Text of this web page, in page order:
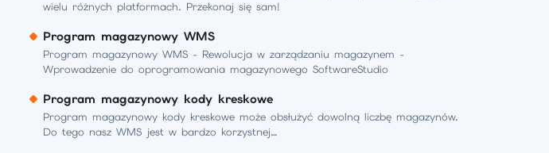
wielu różnych platformach. Przekonaj się sam!
Program magazynowy WMS
Program magazynowy WMS - Rewolucja w zarządzaniu magazynem -
Wprowadzenie do oprogramowania magazynowego SoftwareStudio
Program magazynowy kody kreskowe
Program magazynowy kody kreskowe może obsłużyć dowolną liczbę magazynów.
Do tego nasz WMS jest w bardzo korzystnej…